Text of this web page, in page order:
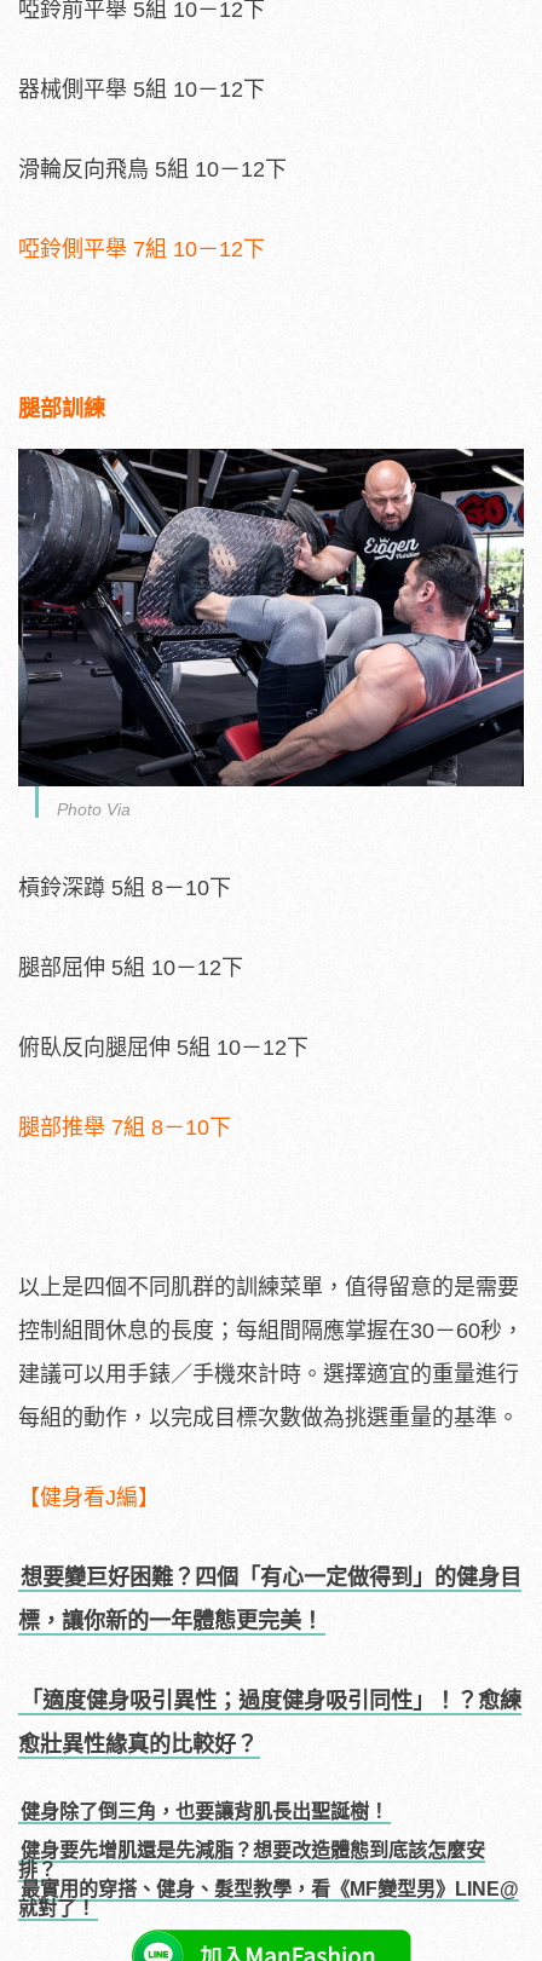
啞鈴前平舉 5組 10－12下
器械側平舉 5組 10－12下
滑輪反向飛鳥 5組 10－12下
啞鈴側平舉 7組 10－12下
腿部訓練
Photo Via
槓鈴深蹲 5組 8－10下
腿部屈伸 5組 10－12下
俯臥反向腿屈伸 5組 10－12下
腿部推舉 7組 8－10下
以上是四個不同肌群的訓練菜單，值得留意的是需要
控制組間休息的長度；每組間隔應掌握在30－60秒，
建議可以用手錶／手機來計時。選擇適宜的重量進行
每組的動作，以完成目標次數做為挑選重量的基準。
【健身看J編】
想要變巨好困難？四個「有心一定做得到」的健身目
標，讓你新的一年體態更完美！
「適度健身吸引異性；過度健身吸引同性」！？愈練
愈壯異性緣真的比較好？
健身除了倒三角，也要讓背肌長出聖誕樹！
健身要先增肌還是先減脂？想要改造體態到底該怎麼安
排？
最實用的穿搭、健身、髮型教學，看《MF變型男》LINE@
就對了！